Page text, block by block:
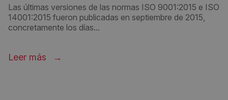
Las últimas versiones de las normas ISO 9001:2015 e ISO
14001:2015 fueron publicadas en septiembre de 2015,
concretamente los días...
Leer más